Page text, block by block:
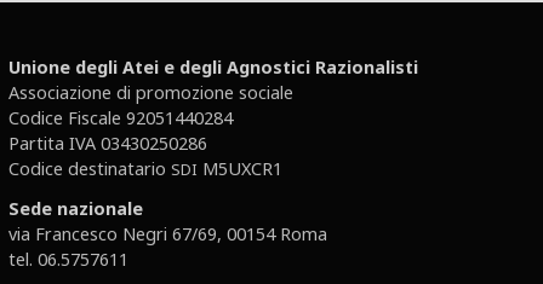
Unione degli Atei e degli Agnostici Razionalisti
Associazione di promozione sociale
Codice Fiscale 92051440284
Partita IVA 03430250286
Codice destinatario SDI M5UXCR1
Sede nazionale
via Francesco Negri 67/69, 00154 Roma
tel. 06.5757611